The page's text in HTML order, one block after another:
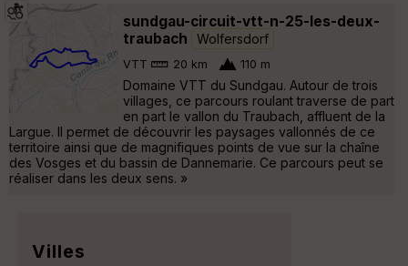
sundgau-circuit-vtt-n-25-les-deux-
traubach
Wolfersdorf
VTT 20 km 110 m
Domaine VTT du Sundgau. Autour de trois
villages, ce parcours roulant traverse de part
en part le vallon du Traubach, affluent de la
Largue. Il permet de découvrir les paysages vallonnés de ce
territoire ainsi que de magnifiques points de vue sur la chaîne
des Vosges et du bassin de Dannemarie. Ce parcours peut se
réaliser dans les deux sens. »
Villes